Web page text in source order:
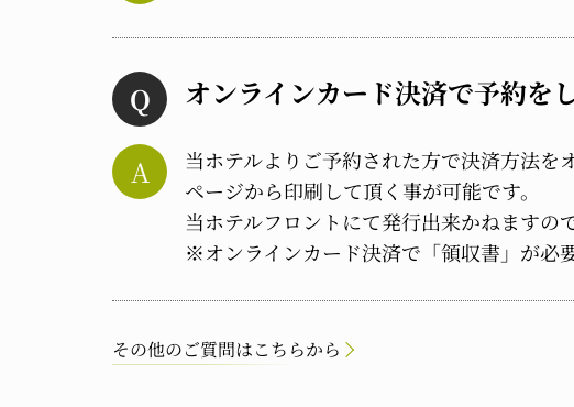
オンラインカード決済で予約を
当ホテルよりご予約された方で決済方法
ページから印刷して頂く事が可能です。
当ホテルフロントにて発行出来かねますの
※オンラインカード決済で「領収書」が必
その他のご質問はこちらから